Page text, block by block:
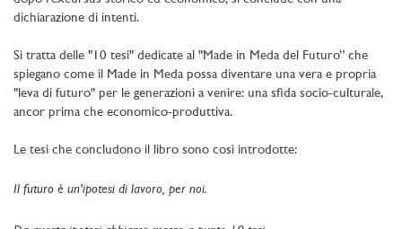
dichiarazione di intenti.
Si tratta delle "10 tesi" dedicate al "Made in Meda del Futuro” che
spiegano come il Made in Meda possa diventare una vera e propria
"leva di futuro" per le generazioni a venire: una sfida socio-culturale,
ancor prima che economico-produttiva.
Le tesi che concludono il libro sono così introdotte:
Il futuro è un'ipotesi di lavoro, per noi.